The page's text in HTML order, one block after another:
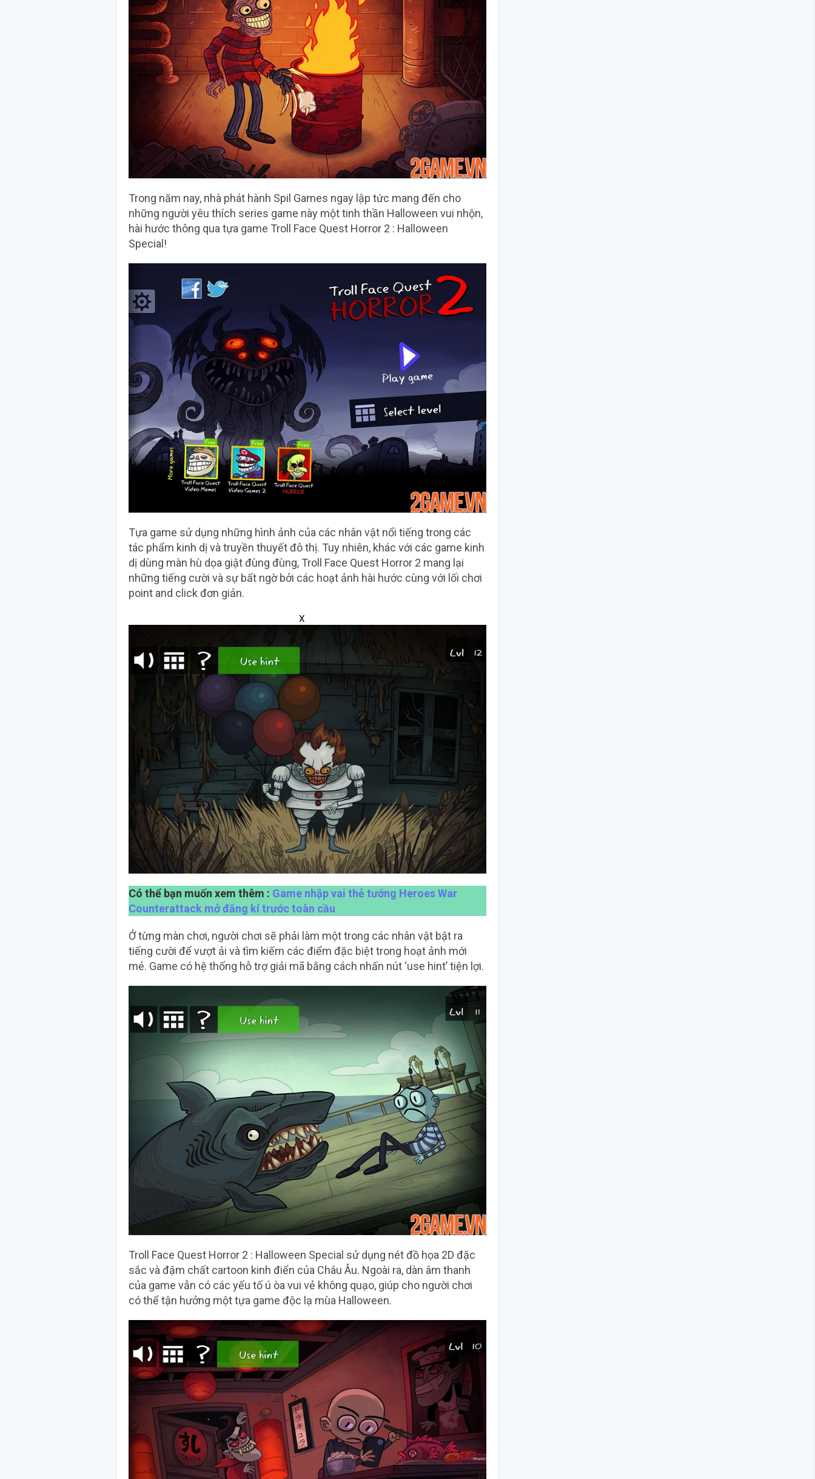
Trong năm nay, nhà phát hành Spil Games ngay lập tức mang đến cho
những người yêu thích series game này một tinh thần Halloween vui nhộn,
hài hước thông qua tựa game Troll Face Quest Horror 2 : Halloween
Special!
Tựa game sử dụng những hình ảnh của các nhân vật nổi tiếng trong các
tác phẩm kinh dị và truyền thuyết đô thị. Tuy nhiên, khác với các game kinh
dị dùng màn hù dọa giật đùng đùng, Troll Face Quest Horror 2 mang lại
những tiếng cười và sự bất ngờ bởi các hoạt ảnh hài hước cùng với lối chơi
point and click đơn giản.
X
Có thể bạn muốn xem thêm : Game nhập vai thẻ tướng Heroes War
Counterattack mở đăng kí trước toàn cầu
Ở từng màn chơi, người chơi sẽ phải làm một trong các nhân vật bật ra
tiếng cười để vượt ải và tìm kiếm các điểm đặc biệt trong hoạt ảnh mới
mẻ. Game có hệ thống hỗ trợ giải mã bằng cách nhấn nút ‘use hint’ tiện lợi.
Troll Face Quest Horror 2 : Halloween Special sử dụng nét đồ họa 2D đặc
sắc và đậm chất cartoon kinh điển của Châu Âu. Ngoài ra, dàn âm thanh
của game vẫn có các yếu tố ú òa vui vẻ không quạo, giúp cho người chơi
có thể tận hưởng một tựa game độc lạ mùa Halloween.